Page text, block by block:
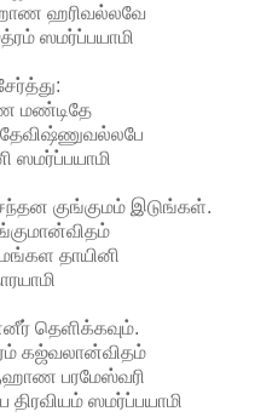
ஹரிவல்லவே
ஸமர்ப்பயாமி
மண்டிதே
குங்குமம் இடுங்கள்.
தாயினி
தெளிக்கவும்.
கஜ்வலான்விதம்
பரமேஸ்வரி
ஸமர்ப்பயாமி